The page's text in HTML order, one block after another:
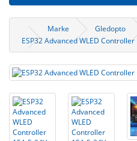
Marke
Gledopto
ESP32 Advanced WLED